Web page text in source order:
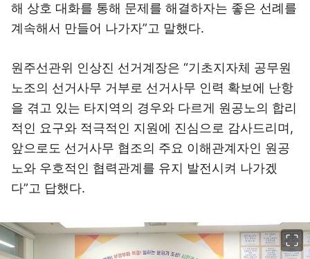
해 상호 대화를 통해 문제를 해결하자는 좋은 선례를
계속해서 만들어 나가자”고 말했다.
원주선관위 인상진 선거계장은 “기초지자체 공무원
노조의 선거사무 거부로 선거사무 인력 확보에 난항
을 겪고 있는 타지역의 경우와 다르게 원공노의 합리
적인 요구와 적극적인 지원에 진심으로 감사드리며,
앞으로도 선거사무 협조의 주요 이해관계자인 원공
노와 우호적인 협력관계를 유지 발전시켜 나가겠
다”고 답했다.